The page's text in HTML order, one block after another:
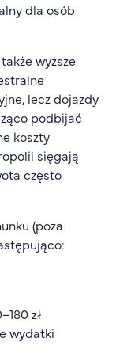
dla osób
wyższe
lecz dojazdy
podbijać
koszty
sięgają
często
(poza
zł
wydatki